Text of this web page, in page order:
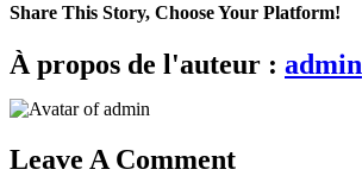
Share This Story, Choose Your Platform!
Facebook
X
Bluesky
Reddit
LinkedIn
WhatsApp
Telegram
Tumblr
Pinterest
Xing
E-
mail
À propos de l'auteur : admin
Leave A Comment